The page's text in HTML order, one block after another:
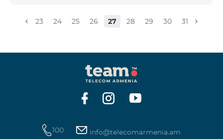
23 24 25 26 27 28 29 30 31
100 info@telecomarmenia.am